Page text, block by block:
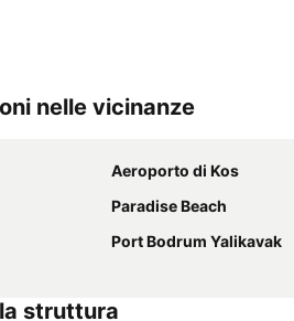
nelle vicinanze
Aeroporto di Kos
Paradise Beach
Port Bodrum Yalikavak
struttura